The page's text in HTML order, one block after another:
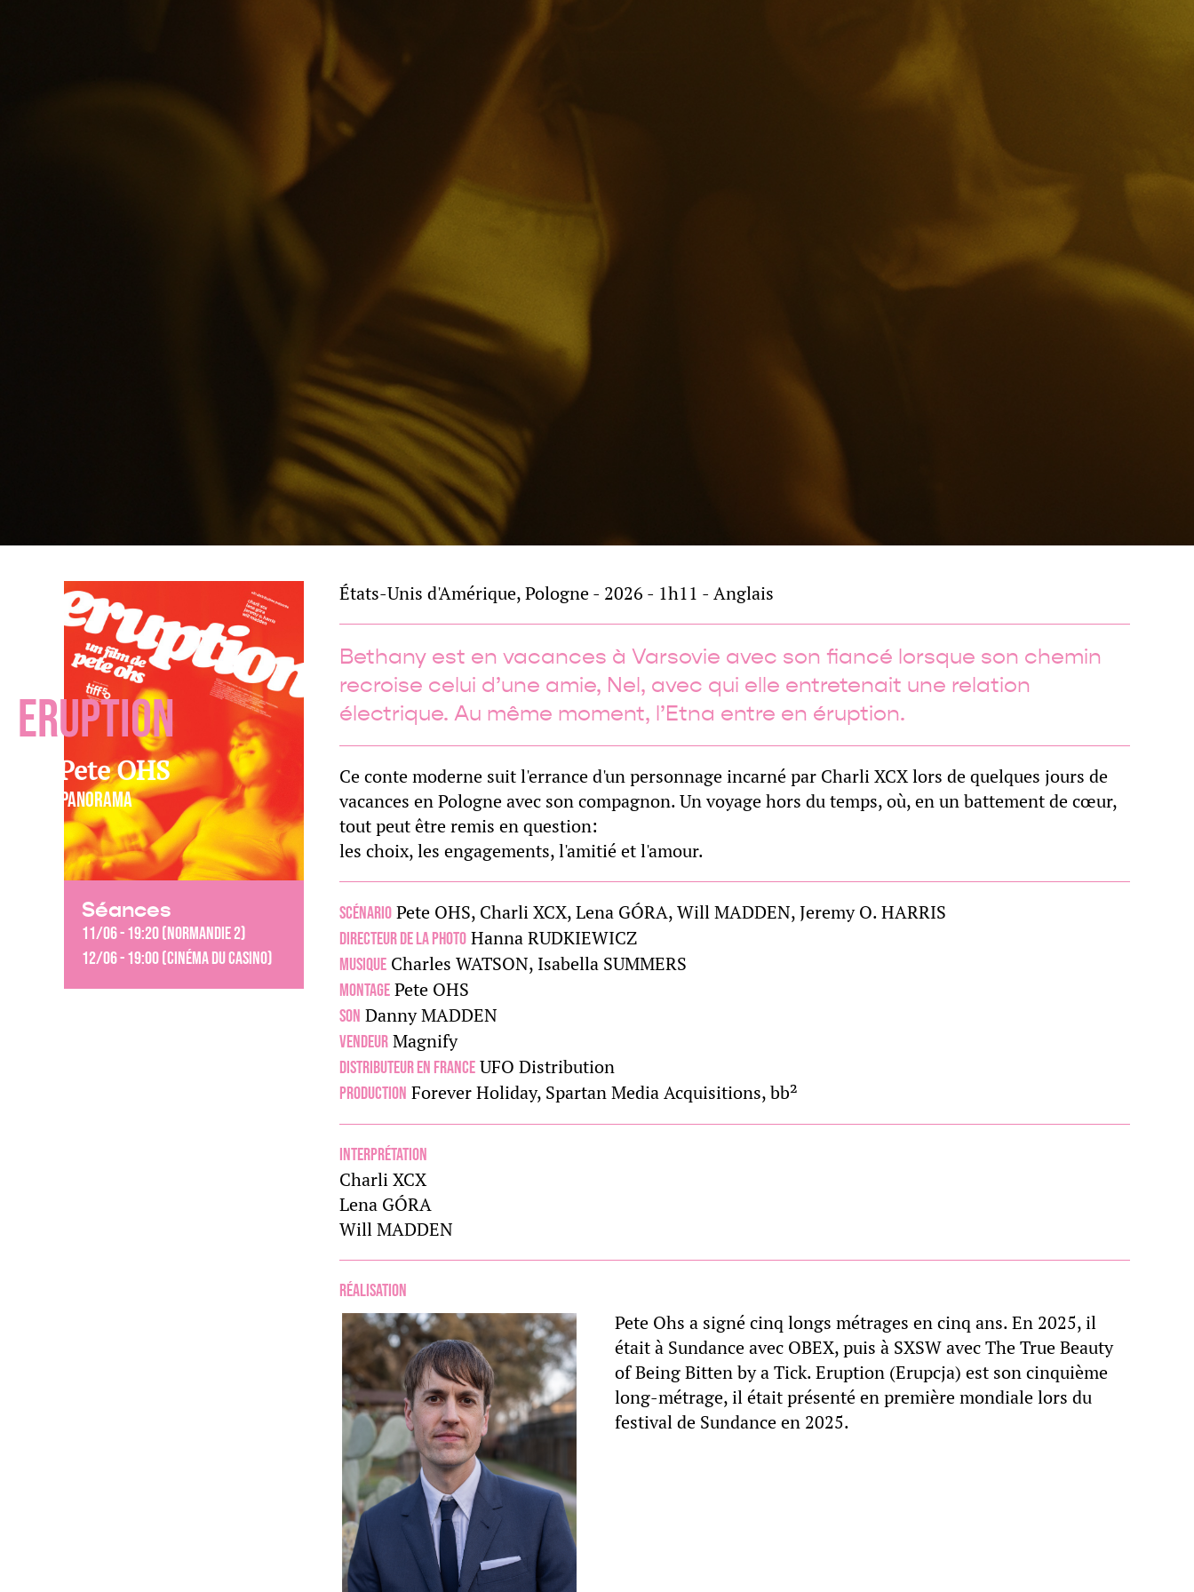
ERUPTION
Pete OHS
Panorama
États-Unis d'Amérique, Pologne - 2026 - 1h11 - Anglais
Bethany est en vacances à Varsovie avec son fiancé lorsque son chemin
recroise celui d’une amie, Nel, avec qui elle entretenait une relation
électrique. Au même moment, l’Etna entre en éruption.
Ce conte moderne suit l'errance d'un personnage incarné par Charli XCX lors de quelques jours de
vacances en Pologne avec son compagnon. Un voyage hors du temps, où, en un battement de cœur,
tout peut être remis en question:
les choix, les engagements, l'amitié et l'amour.
Scénario Pete OHS, Charli XCX, Lena GÓRA, Will MADDEN, Jeremy O. HARRIS
Directeur de la photo Hanna RUDKIEWICZ
Musique Charles WATSON, Isabella SUMMERS
Montage Pete OHS
Son Danny MADDEN
Vendeur Magnify
Distributeur en France UFO Distribution
Production Forever Holiday, Spartan Media Acquisitions, bb²
Interprétation
Charli XCX
Lena GÓRA
Will MADDEN
Réalisation
Pete Ohs a signé cinq longs métrages en cinq ans. En 2025, il
était à Sundance avec OBEX, puis à SXSW avec The True Beauty
of Being Bitten by a Tick. Eruption (Erupcja) est son cinquième
long-métrage, il était présenté en première mondiale lors du
festival de Sundance en 2025.
Séances
11/06 - 19:20 (Normandie 2)
12/06 - 19:00 (Cinéma du Casino)